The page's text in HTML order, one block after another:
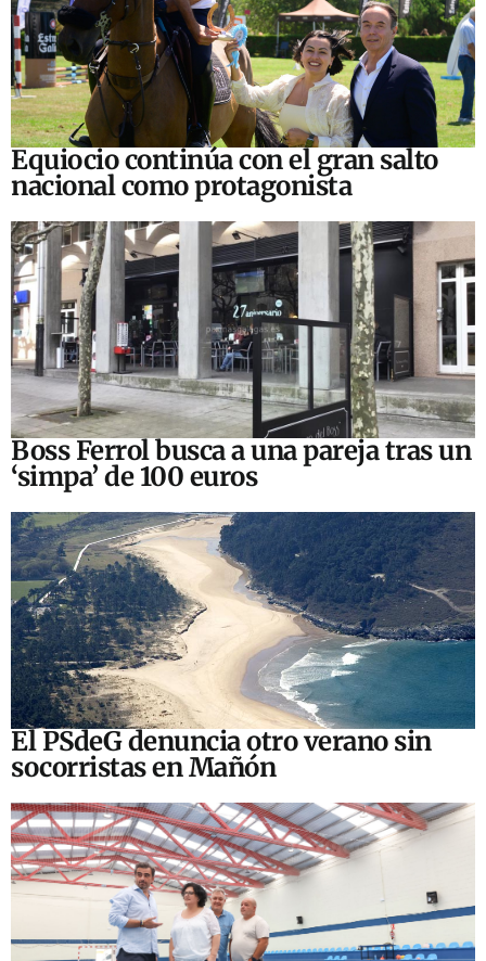
Equiocio continúa con el gran salto
nacional como protagonista
Boss Ferrol busca a una pareja tras un
‘simpa’ de 100 euros
El PSdeG denuncia otro verano sin
socorristas en Mañón